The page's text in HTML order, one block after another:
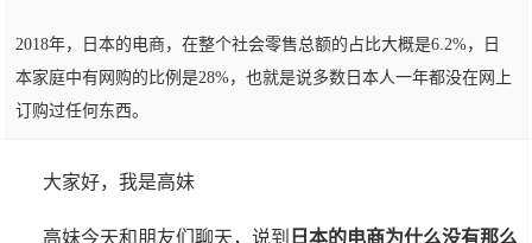
2018年，日本的电商，在整个社会零售总额的占比大概是6.2%，日
本家庭中有网购的比例是28%，也就是说多数日本人一年都没在网上
订购过任何东西。
大家好，我是高妹
高妹今天和朋友们聊天，说到 日本的电商为什么没有那么